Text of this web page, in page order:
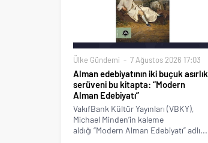
Ülke Gündemi 7 Ağustos 2026 17:03
Alman edebiyatının iki buçuk asırlık
serüveni bu kitapta: “Modern
Alman Edebiyatı”
VakıfBank Kültür Yayınları (VBKY),
Michael Minden’in kaleme
aldığı “Modern Alman Edebiyatı” adlı...